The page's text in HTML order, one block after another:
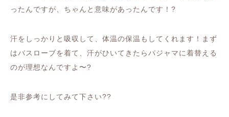
ったんですが、ちゃんと意味があったんです！ ?
汗をしっかりと吸収して、体温の保温もしてくれます！まず
はバスローブを着て、汗がひいてきたらパジャマに着替える
のが理想なんですよ〜?
是非参考にしてみて下さい??